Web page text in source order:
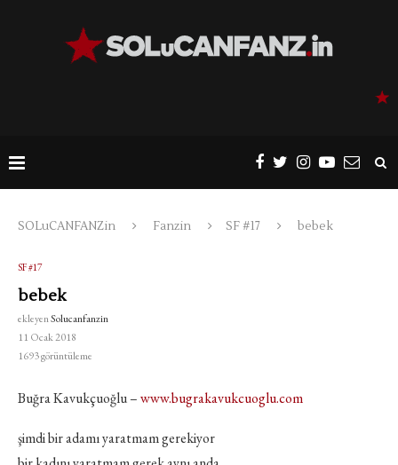
SOLuCANFANZin Fanzin SF #17 bebek
SF #17
bebek
ekleyenSolucanfanzin
11 Ocak 2018
1693görüntüleme
Buğra Kavukçuoğlu –www.bugrakavukcuoglu.com
şimdi bir adamı yaratmam gerekiyor